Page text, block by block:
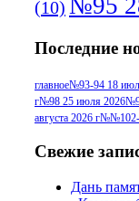
(10) №95
июля 2017 г
г(13) №96
июля 2014 г
июля
2012 г
Последние
главное№93-94 18
г№98 25 июля 2026
августа 2026 г№№102-
Свежие
Дань